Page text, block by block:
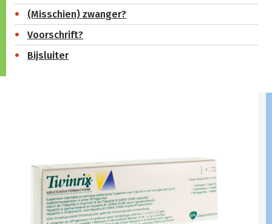
(Misschien) zwanger?
Voorschrift?
Bijsluiter